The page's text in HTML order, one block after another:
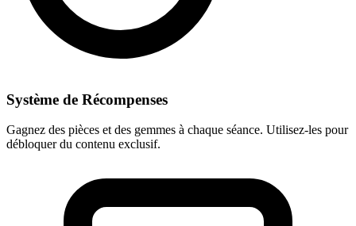
Système de Récompenses
Gagnez des pièces et des gemmes à chaque séance. Utilisez-les pour
débloquer du contenu exclusif.